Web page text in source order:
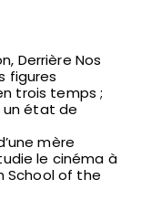
Derrière Nos
figures
trois temps ;
un état de
mère
le cinéma à
School of the